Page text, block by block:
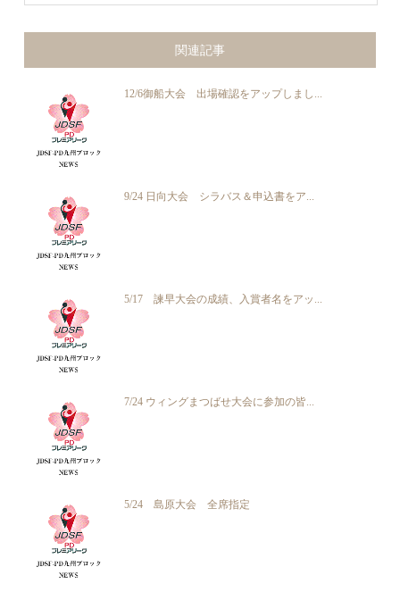
関連記事
12/6御船大会 出場確認をアップしまし...
9/24 日向大会 シラバス＆申込書をア...
5/17 諫早大会の成績、入賞者名をアッ...
7/24 ウィングまつばせ大会に参加の皆...
5/24 島原大会 全席指定